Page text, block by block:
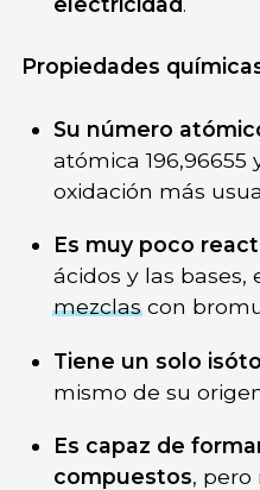
Propiedades
Su número
atómica 196,96655
oxidación más
Es muy poco
ácidos y las bases,
mezclascon
Tiene un solo
mismo de su
Es capaz de
compuestos, pero